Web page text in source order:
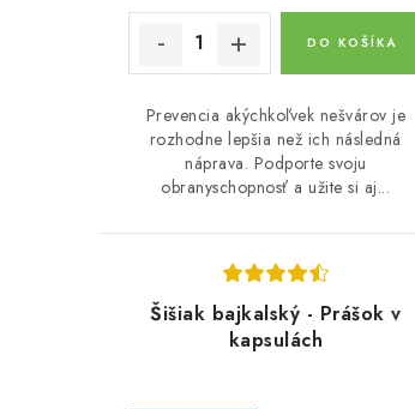
DO KOŠÍKA
Prevencia akýchkoľvek nešvárov je
rozhodne lepšia než ich následná
náprava. Podporte svoju
obranyschopnosť a užite si aj...
Šišiak bajkalský - Prášok v
kapsulách